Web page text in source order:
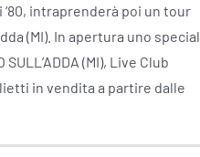
intraprenderà poi un tour
(MI). In apertura uno special
(MI), Live Club
in vendita a partire dalle